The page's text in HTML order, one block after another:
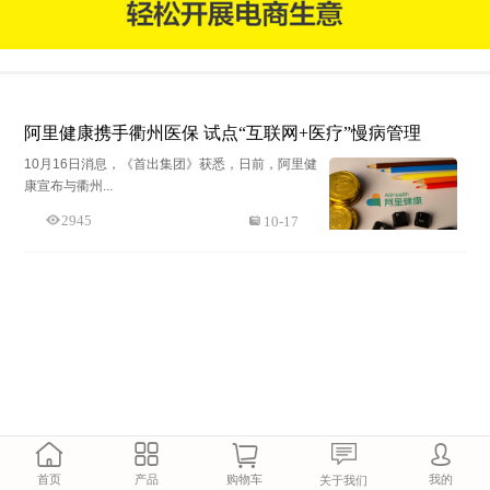
阿里健康携手衢州医保 试点“互联网+医疗”慢病管理
10月16日消息，《首出集团》获悉，日前，阿里健
康宣布与衢州...
2945 10-17

首页

产品

购物车 关于我们

我的